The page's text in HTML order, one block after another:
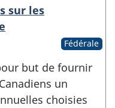
sur les
Fédérale
but de fournir
un
choisies